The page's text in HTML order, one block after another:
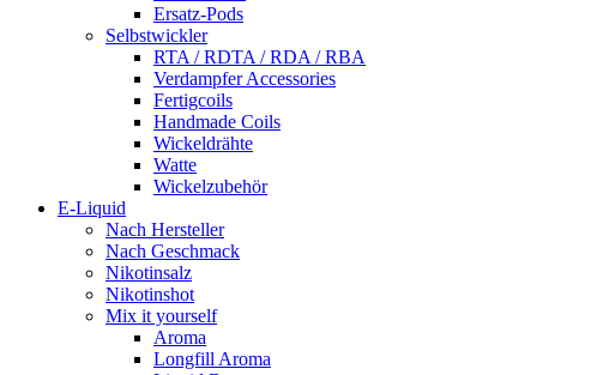
Ersatz-Pods
Selbstwickler
RTA / RDTA / RDA / RBA
Verdampfer Accessories
Fertigcoils
Handmade Coils
Wickeldrähte
Watte
Wickelzubehör
E-Liquid
Nach Hersteller
Nach Geschmack
Nikotinsalz
Nikotinshot
Mix it yourself
Aroma
Longfill Aroma